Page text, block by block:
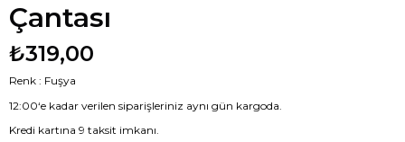
Çantası
₺319,00
Renk : Fuşya
12:00‘e kadar verilen siparişleriniz aynı gün kargoda.
Kredi kartına 9 taksit imkanı.